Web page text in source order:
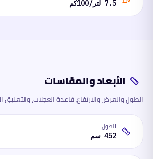
7.5 لتر/100كم
الأبعاد والمقاسات
الطول والعرض والارتفاع، قاعدة العجلات،
الطول
452 سم